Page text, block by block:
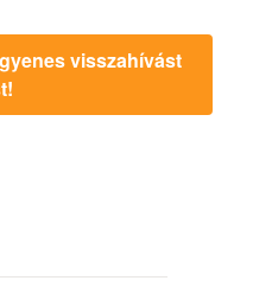
visszahívást